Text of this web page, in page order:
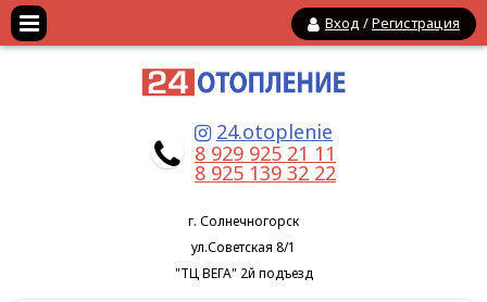
Вход /Регистрация
24.otoplenie
8 929 925 21 11
8 925 139 32 22
г. Солнечногорск
ул.Советская 8/1
"ТЦ ВЕГА" 2й подъезд